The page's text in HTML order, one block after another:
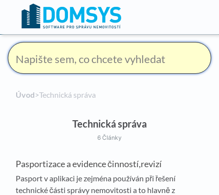
Úvod​>​ Technická správa
Technická správa
6 Články
Pasportizace a evidence činností,revizí
Pasport v aplikaci je zejména používán při řešení
technické části správy nemovitosti a to hlavně z